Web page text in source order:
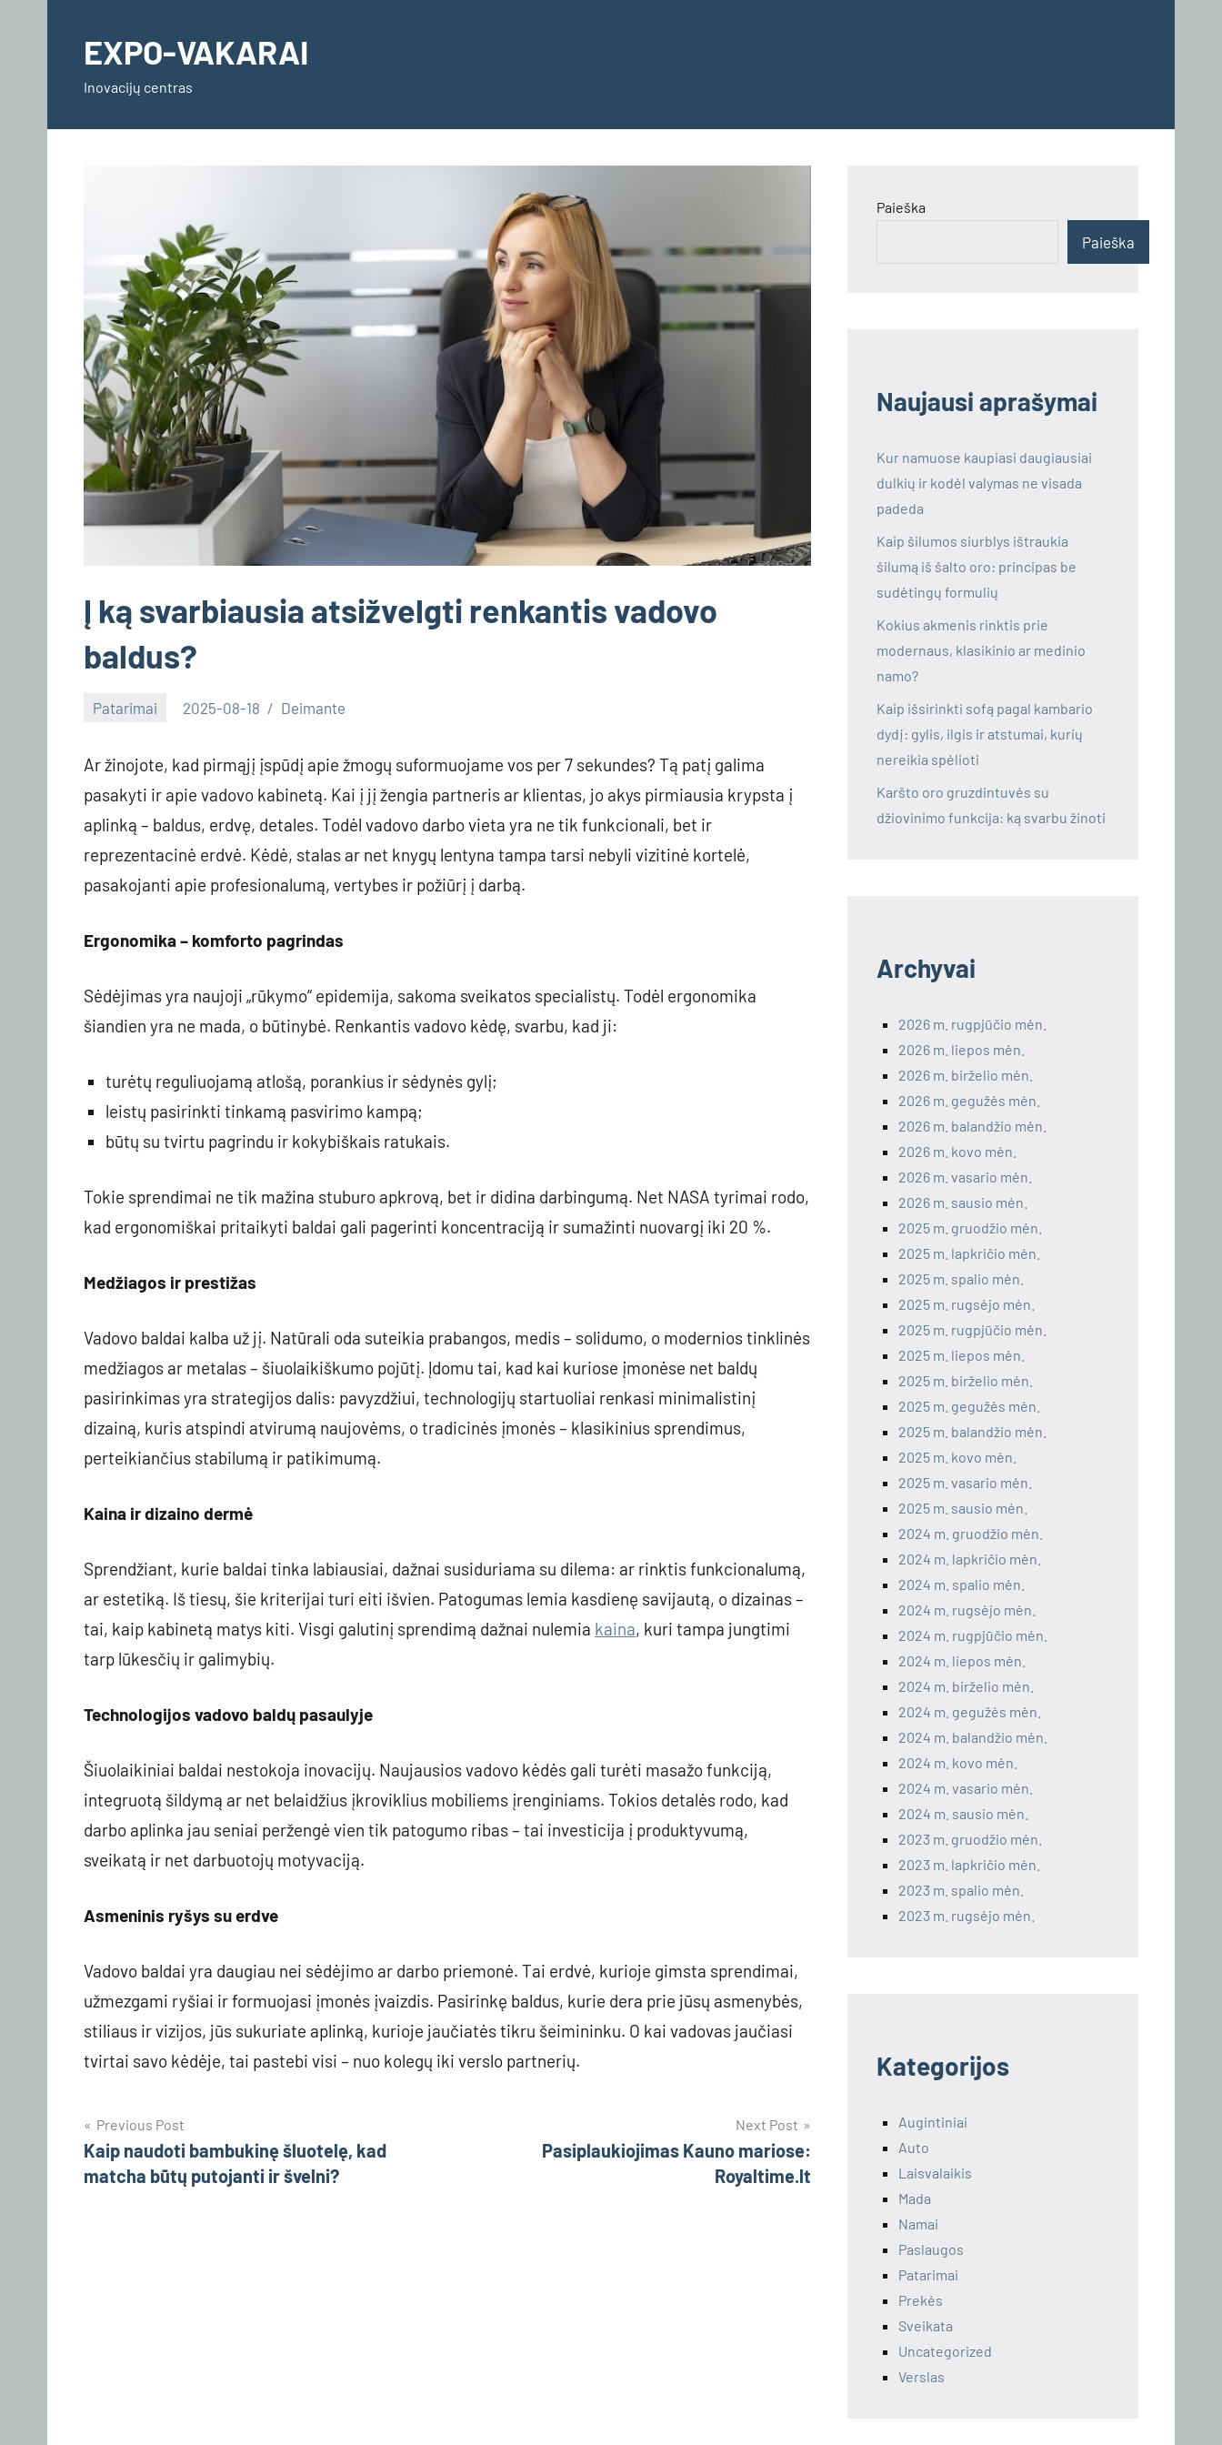
contentEXPO-VAKARAI
Inovacijų centras
Į ką svarbiausia atsižvelgti renkantis vadovo
baldus?
Patarimai 2025-08-18 Deimante
Ar žinojote, kad pirmąjį įspūdį apie žmogų suformuojame vos per 7 sekundes? Tą patį galima
pasakyti ir apie vadovo kabinetą. Kai į jį žengia partneris ar klientas, jo akys pirmiausia krypsta į
aplinką – baldus, erdvę, detales. Todėl vadovo darbo vieta yra ne tik funkcionali, bet ir
reprezentacinė erdvė. Kėdė, stalas ar net knygų lentyna tampa tarsi nebyli vizitinė kortelė,
pasakojanti apie profesionalumą, vertybes ir požiūrį į darbą.
Ergonomika – komforto pagrindas
Sėdėjimas yra naujoji „rūkymo“ epidemija, sakoma sveikatos specialistų. Todėl ergonomika
šiandien yra ne mada, o būtinybė. Renkantis vadovo kėdę, svarbu, kad ji:
turėtų reguliuojamą atlošą, porankius ir sėdynės gylį;
leistų pasirinkti tinkamą pasvirimo kampą;
būtų su tvirtu pagrindu ir kokybiškais ratukais.
Tokie sprendimai ne tik mažina stuburo apkrovą, bet ir didina darbingumą. Net NASA tyrimai rodo,
kad ergonomiškai pritaikyti baldai gali pagerinti koncentraciją ir sumažinti nuovargį iki 20 %.
Medžiagos ir prestižas
Vadovo baldai kalba už jį. Natūrali oda suteikia prabangos, medis – solidumo, o modernios tinklinės
medžiagos ar metalas – šiuolaikiškumo pojūtį. Įdomu tai, kad kai kuriose įmonėse net baldų
pasirinkimas yra strategijos dalis: pavyzdžiui, technologijų startuoliai renkasi minimalistinį
dizainą, kuris atspindi atvirumą naujovėms, o tradicinės įmonės – klasikinius sprendimus,
perteikiančius stabilumą ir patikimumą.
Kaina ir dizaino dermė
Sprendžiant, kurie baldai tinka labiausiai, dažnai susiduriama su dilema: ar rinktis funkcionalumą,
ar estetiką. Iš tiesų, šie kriterijai turi eiti išvien. Patogumas lemia kasdienę savijautą, o dizainas –
tai, kaip kabinetą matys kiti. Visgi galutinį sprendimą dažnai nulemia kaina, kuri tampa jungtimi
tarp lūkesčių ir galimybių.
Technologijos vadovo baldų pasaulyje
Šiuolaikiniai baldai nestokoja inovacijų. Naujausios vadovo kėdės gali turėti masažo funkciją,
integruotą šildymą ar net belaidžius įkroviklius mobiliems įrenginiams. Tokios detalės rodo, kad
darbo aplinka jau seniai peržengė vien tik patogumo ribas – tai investicija į produktyvumą,
sveikatą ir net darbuotojų motyvaciją.
Asmeninis ryšys su erdve
Vadovo baldai yra daugiau nei sėdėjimo ar darbo priemonė. Tai erdvė, kurioje gimsta sprendimai,
užmezgami ryšiai ir formuojasi įmonės įvaizdis. Pasirinkę baldus, kurie dera prie jūsų asmenybės,
stiliaus ir vizijos, jūs sukuriate aplinką, kurioje jaučiatės tikru šeimininku. O kai vadovas jaučiasi
tvirtai savo kėdėje, tai pastebi visi – nuo kolegų iki verslo partnerių.
Navigacija
tarp
Previous Post
Kaip naudoti bambukinę šluotelę, kad
matcha būtų putojanti ir švelni?
Next Post
Pasiplaukiojimas Kauno mariose:
Royaltime.lt
Paieška
Paieška
Naujausi aprašymai
Kur namuose kaupiasi daugiausiai
dulkių ir kodėl valymas ne visada
padeda
Kaip šilumos siurblys ištraukia
šilumą iš šalto oro: principas be
sudėtingų formulių
Kokius akmenis rinktis prie
modernaus, klasikinio ar medinio
namo?
Kaip išsirinkti sofą pagal kambario
dydį: gylis, ilgis ir atstumai, kurių
nereikia spėlioti
Karšto oro gruzdintuvės su
džiovinimo funkcija: ką svarbu žinoti
Archyvai
2026 m. rugpjūčio mėn.
2026 m. liepos mėn.
2026 m. birželio mėn.
2026 m. gegužės mėn.
2026 m. balandžio mėn.
2026 m. kovo mėn.
2026 m. vasario mėn.
2026 m. sausio mėn.
2025 m. gruodžio mėn.
2025 m. lapkričio mėn.
2025 m. spalio mėn.
2025 m. rugsėjo mėn.
2025 m. rugpjūčio mėn.
2025 m. liepos mėn.
2025 m. birželio mėn.
2025 m. gegužės mėn.
2025 m. balandžio mėn.
2025 m. kovo mėn.
2025 m. vasario mėn.
2025 m. sausio mėn.
2024 m. gruodžio mėn.
2024 m. lapkričio mėn.
2024 m. spalio mėn.
2024 m. rugsėjo mėn.
2024 m. rugpjūčio mėn.
2024 m. liepos mėn.
2024 m. birželio mėn.
2024 m. gegužės mėn.
2024 m. balandžio mėn.
2024 m. kovo mėn.
2024 m. vasario mėn.
2024 m. sausio mėn.
2023 m. gruodžio mėn.
2023 m. lapkričio mėn.
2023 m. spalio mėn.
2023 m. rugsėjo mėn.
Kategorijos
Augintiniai
Auto
Laisvalaikis
Mada
Namai
Paslaugos
Patarimai
Prekės
Sveikata
Uncategorized
Verslas